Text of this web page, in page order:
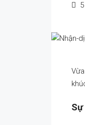
Sự